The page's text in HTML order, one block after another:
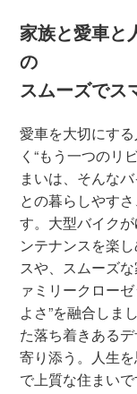
家族と愛車と
の
スムーズでス
愛車を大切にす
く“もう一つのリ
まいは、そんな
との暮らしやす
す。大型バイク
ンテナンスを楽
スや、スムーズ
ァミリークロー
よさ”を融合しま
た落ち着きある
寄り添う。人生
で上質な住まいで